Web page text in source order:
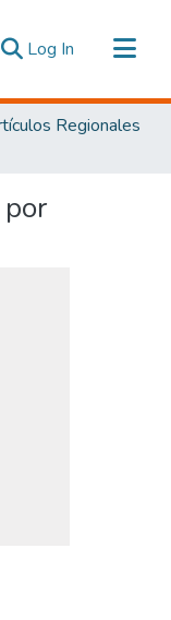
Log In (current)
Regionales